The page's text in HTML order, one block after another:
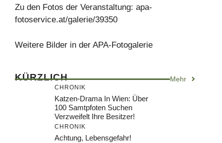
Zu den Fotos der Veranstaltung: apa-
fotoservice.at/galerie/39350
Weitere Bilder in der APA-Fotogalerie
KÜRZLICH Mehr
CHRONIK
Katzen-Drama In Wien: Über
100 Samtpfoten Suchen
Verzweifelt Ihre Besitzer!
CHRONIK
Achtung, Lebensgefahr!